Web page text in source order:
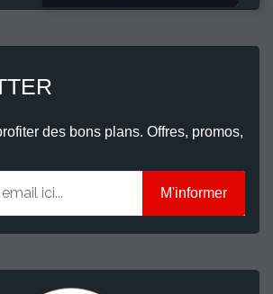
des bons plans. Offres, promos,
M'informer